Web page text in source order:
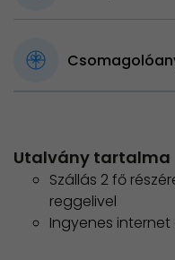
Utalvány tartalma
Szállás 2 fő
reggelivel
Ingyenes